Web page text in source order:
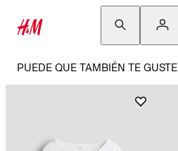
PUEDE QUE TAMBIÉN TE GUSTE